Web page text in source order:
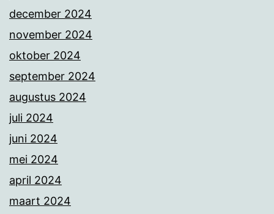
december 2024
november 2024
oktober 2024
september 2024
augustus 2024
juli 2024
juni 2024
mei 2024
april 2024
maart 2024